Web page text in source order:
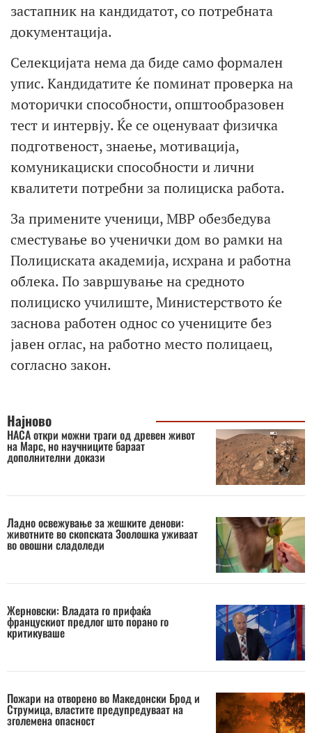
застапник на кандидатот, со потребната
документација.
Селекцијата нема да биде само формален
упис. Кандидатите ќе поминат проверка на
моторички способности, општообразовен
тест и интервју. Ќе се оценуваат физичка
подготвеност, знаење, мотивација,
комуникациски способности и лични
квалитети потребни за полициска работа.
За примените ученици, МВР обезбедува
сместување во ученички дом во рамки на
Полициската академија, исхрана и работна
облека. По завршување на средното
полициско училиште, Министерството ќе
заснова работен однос со учениците без
јавен оглас, на работно место полицаец,
согласно закон.
Најново
НАСА откри можни траги од древен живот
на Марс, но научниците бараат
дополнителни докази
Ладно освежување за жешките денови:
животните во скопската Зоолошка уживаат
во овошни сладоледи
Жерновски: Владата го прифаќа
францускиот предлог што порано го
критикуваше
Пожари на отворено во Македонски Брод и
Струмица, властите предупредуваат на
зголемена опасност